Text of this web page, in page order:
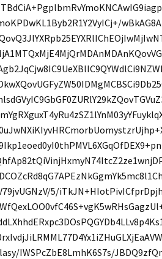
5/
IWSPcZbE8LmhK6S7s/